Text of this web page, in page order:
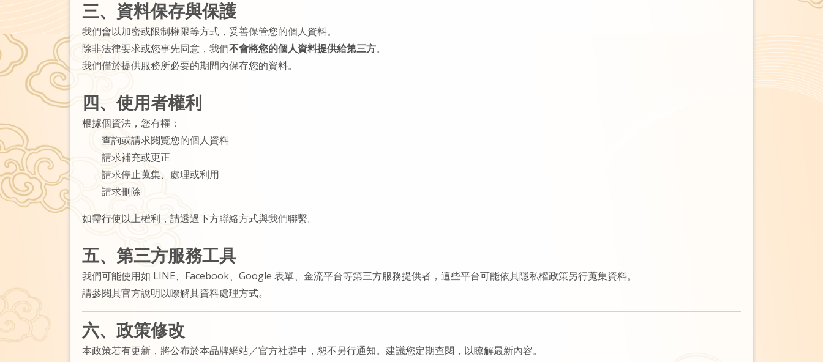
三、資料保存與保護
我們會以加密或限制權限等方式，妥善保管您的個人資料。
除非法律要求或您事先同意，我們不會將您的個人資料提供給第三方。
我們僅於提供服務所必要的期間內保存您的資料。
四、使用者權利
根據個資法，您有權：
查詢或請求閱覽您的個人資料
請求補充或更正
請求停止蒐集、處理或利用
請求刪除
如需行使以上權利，請透過下方聯絡方式與我們聯繫。
五、第三方服務工具
我們可能使用如 LINE、Facebook、Google 表單、金流平台等第三方服務提供者，這些平台可能依其隱私權政策另行蒐集資料。
請參閱其官方說明以瞭解其資料處理方式。
六、政策修改
本政策若有更新，將公布於本品牌網站／官方社群中，恕不另行通知。建議您定期查閱，以瞭解最新內容。